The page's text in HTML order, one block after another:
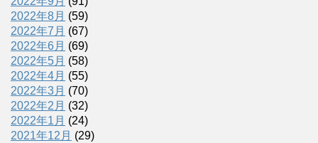
2022年8月 (59)
2022年7月 (67)
2022年6月 (69)
2022年5月 (58)
2022年4月 (55)
2022年3月 (70)
2022年2月 (32)
2022年1月 (24)
2021年12月 (29)